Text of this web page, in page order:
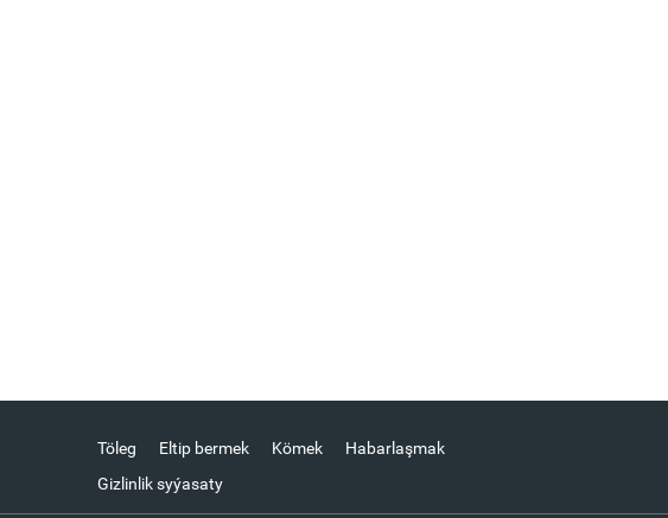
Töleg Eltip bermek Kömek
Habarlaşmak
Gizlinlik syýasaty